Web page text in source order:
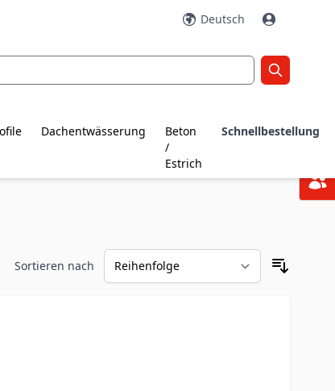
Deutsch
Dachentwässerung
Beton
/
Estrich
Schnellbestellung
Sortieren nach